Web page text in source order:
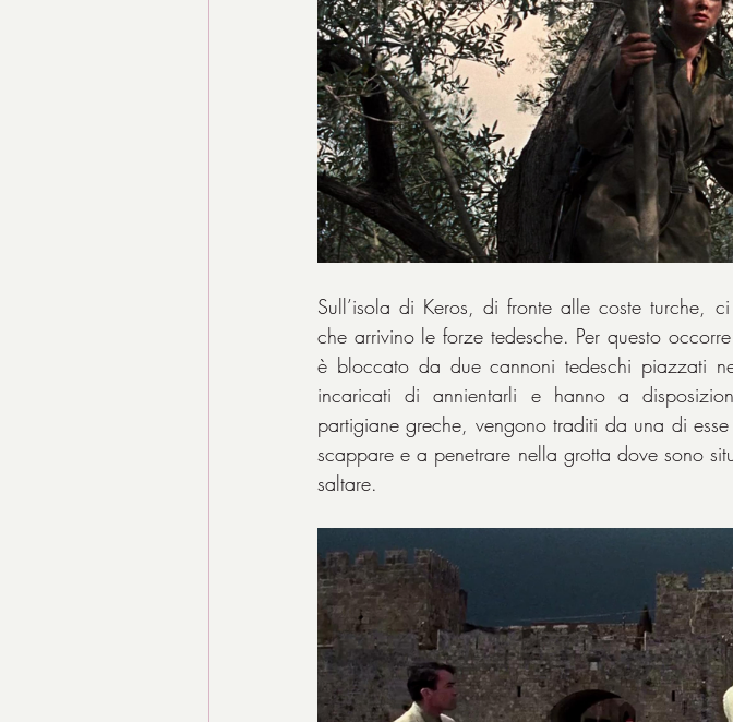
Sull’isola di Keros, di fronte alle coste turche,
che arrivino le forze tedesche. Per questo
è bloccato da due cannoni tedeschi piazzati
incaricati di annientarli e hanno a
partigiane greche, vengono traditi da una di
scappare e a penetrare nella grotta dove sono
saltare.